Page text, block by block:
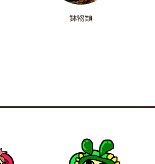
鉢物類